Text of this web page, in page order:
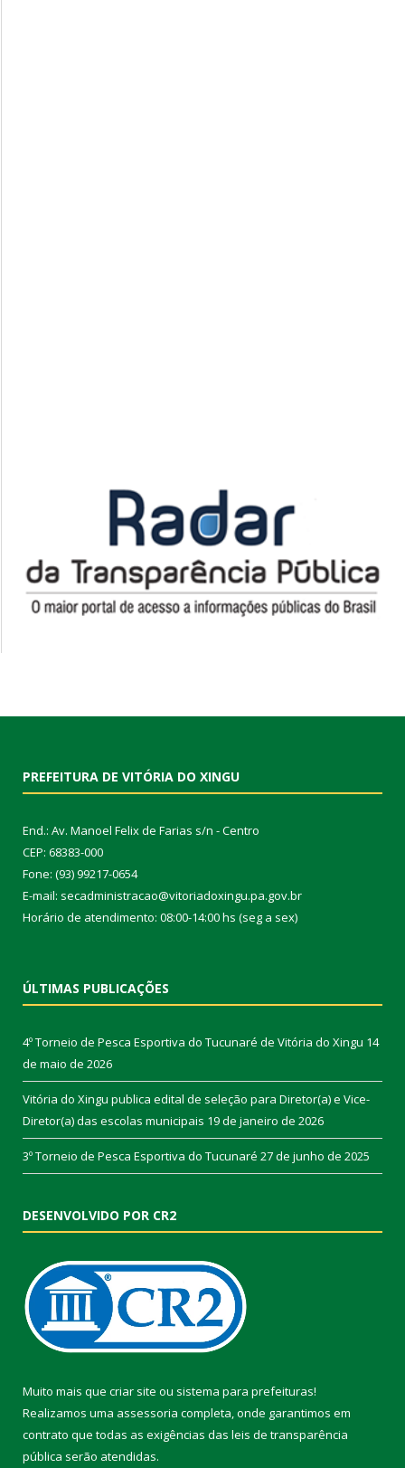
PREFEITURA DE VITÓRIA DO XINGU
End.: Av. Manoel Felix de Farias s/n - Centro
CEP: 68383-000
Fone: (93) 99217-0654
E-mail: secadministracao@vitoriadoxingu.pa.gov.br
Horário de atendimento: 08:00-14:00 hs (seg a sex)
ÚLTIMAS PUBLICAÇÕES
4º Torneio de Pesca Esportiva do Tucunaré de Vitória do Xingu 14
de maio de 2026
Vitória do Xingu publica edital de seleção para Diretor(a) e Vice-
Diretor(a) das escolas municipais 19 de janeiro de 2026
3º Torneio de Pesca Esportiva do Tucunaré 27 de junho de 2025
DESENVOLVIDO POR CR2
Muito mais que criar site ou sistema para prefeituras!
Realizamos uma assessoria completa, onde garantimos em
contrato que todas as exigências das leis de transparência
pública serão atendidas.